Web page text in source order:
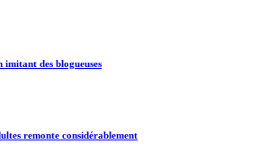
imitant des blogueuses
remonte considérablement